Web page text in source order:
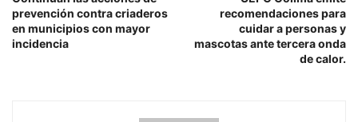
prevención contra criaderos
en municipios con mayor
incidencia
recomendaciones para
cuidar a personas y
mascotas ante tercera onda
de calor.